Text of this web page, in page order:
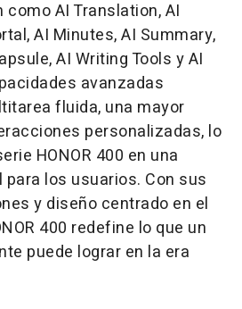
AI Translation, AI
AI Minutes, AI Summary,
AI Writing Tools y AI
avanzadas
fluida, una mayor
personalizadas, lo
HONOR 400 en una
los usuarios. Con sus
y diseño centrado en el
400 redefine lo que un
puede lograr en la era